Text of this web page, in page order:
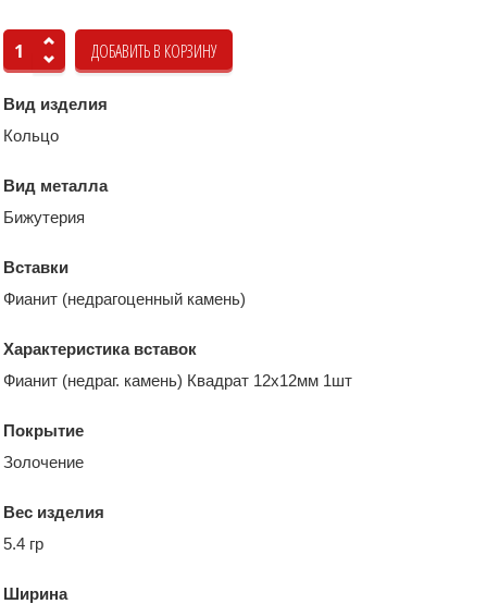
Вид изделия
Кольцо
Вид металла
Бижутерия
Вставки
Фианит (недрагоценный камень)
Характеристика вставок
Фианит (недраг. камень) Квадрат 12х12мм 1шт
Покрытие
Золочение
Вес изделия
5.4 гр
Ширина